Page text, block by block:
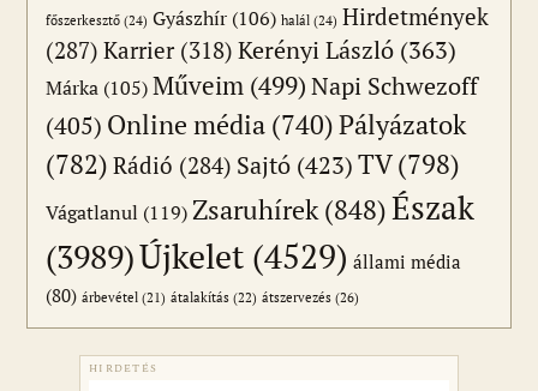
főszerkesztő (24) Gyászhír (106) halál (24) Hirdetmények
(287) Karrier(318) Kerényi László (363)
Márka (105) Műveim (499)Napi Schwezoff
(405) Online média (740)Pályázatok
(782) Rádió (284) Sajtó (423)TV(798)
Vágatlanul (119)Zsaruhírek(848)Észak
(3989)Újkelet (4529) állami média
(80) árbevétel (21) átalakítás (22) átszervezés (26)
HIRDETÉS